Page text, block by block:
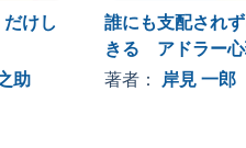
フォード大学認定アンバサダ
根拠に基づき、自分をいた
み」としてのリーダーシップ
だけし
助
誰にも支配され
きる アドラー心
実践編
著者： 岸見 一郎